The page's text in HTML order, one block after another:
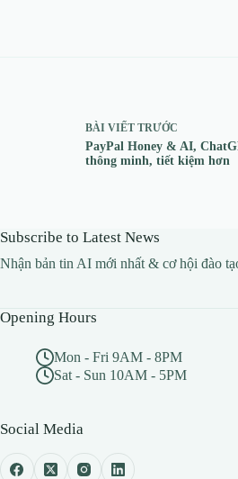
BÀI VIẾT TRƯỚC
PayPal Honey & AI,
thông minh, tiết kiệm hơn
Subscribe to Latest News
Nhận bản tin AI mới nhất & cơ hội đào
Opening Hours
Mon - Fri 9AM - 8PM
Sat - Sun 10AM - 5PM
Social Media